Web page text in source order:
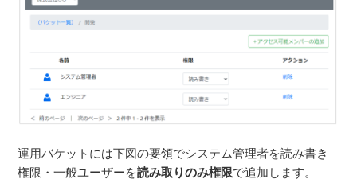
運用バケットには下図の要領でシステム管理者を読み書き
権限・一般ユーザーを読み取りのみ権限で追加します。